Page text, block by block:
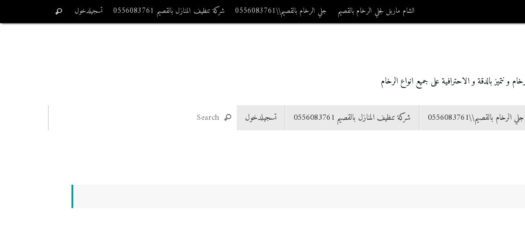
الشام ماربل لجلي الرخام بالقصيم جلي الرخام بالقصيم\\0556083761 شركة تنظيف المنازل بالقصيم 0556083761 تسجيلدخول
و نتميز بالدقة و الاحترافية على جميع انواع الرخام
جلي الرخام بالقصيم\\0556083761 شركة تنظيف المنازل بالقصيم 0556083761 تسجيلدخول